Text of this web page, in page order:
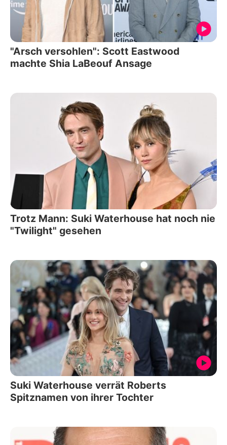
"Arsch versohlen": Scott Eastwood
machte Shia LaBeouf Ansage
Trotz Mann: Suki Waterhouse hat noch nie
"Twilight" gesehen
Suki Waterhouse verrät Roberts
Spitznamen von ihrer Tochter